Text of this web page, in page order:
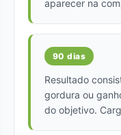
aparecer na
90 dias
Resultado
gordura ou
do objetivo.